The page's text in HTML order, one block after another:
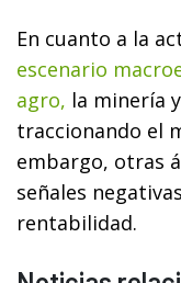
En cuanto a la
escenario
agro, la minería
traccionando el
embargo, otras
señales
rentabilidad.